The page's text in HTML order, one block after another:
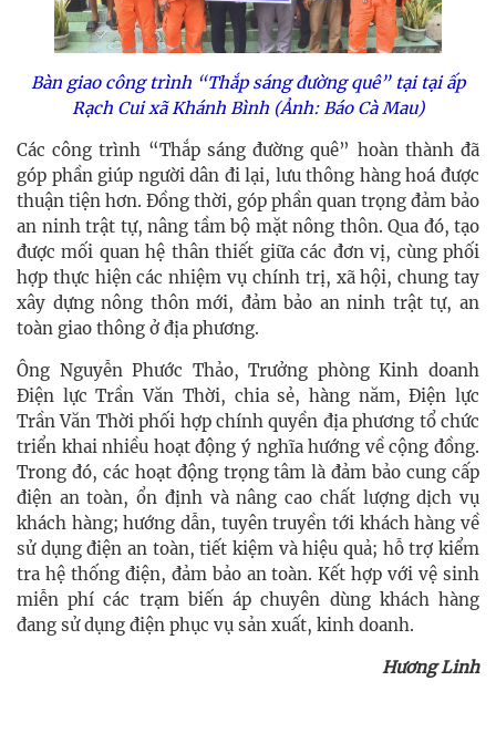
Bàn giao công trình “Thắp sáng đường quê” tại tại ấp
Rạch Cui xã Khánh Bình (Ảnh: Báo Cà Mau)
Các công trình “Thắp sáng đường quê” hoàn thành đã
góp phần giúp người dân đi lại, lưu thông hàng hoá được
thuận tiện hơn. Ðồng thời, góp phần quan trọng đảm bảo
an ninh trật tự, nâng tầm bộ mặt nông thôn. Qua đó, tạo
được mối quan hệ thân thiết giữa các đơn vị, cùng phối
hợp thực hiện các nhiệm vụ chính trị, xã hội, chung tay
xây dựng nông thôn mới, đảm bảo an ninh trật tự, an
toàn giao thông ở địa phương.
Ông Nguyễn Phước Thảo, Trưởng phòng Kinh doanh
Ðiện lực Trần Văn Thời, chia sẻ, hàng năm, Ðiện lực
Trần Văn Thời phối hợp chính quyền địa phương tổ chức
triển khai nhiều hoạt động ý nghĩa hướng về cộng đồng.
Trong đó, các hoạt động trọng tâm là đảm bảo cung cấp
điện an toàn, ổn định và nâng cao chất lượng dịch vụ
khách hàng; hướng dẫn, tuyên truyền tới khách hàng về
sử dụng điện an toàn, tiết kiệm và hiệu quả; hỗ trợ kiểm
tra hệ thống điện, đảm bảo an toàn. Kết hợp với vệ sinh
miễn phí các trạm biến áp chuyên dùng khách hàng
đang sử dụng điện phục vụ sản xuất, kinh doanh.
Hương Linh